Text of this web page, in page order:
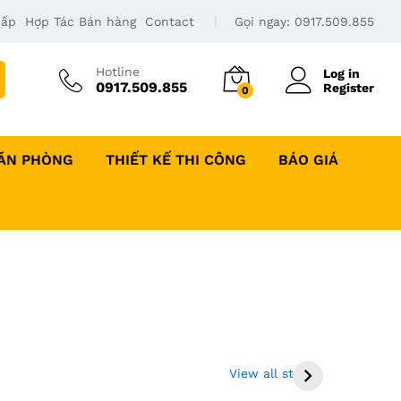
Hợp Tác Bán hàng Contact Gọi ngay: 0917.509.855
Hotline
0917.509.855 0
Log in
Register
PHÒNG THIẾT KẾ THI CÔNG BÁO GIÁ
View all stories
trang điểm gỗ